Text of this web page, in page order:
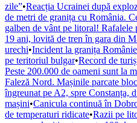
zile”•Reacția Ucrainei după
de metri de granița cu România.
galben de vânt pe litoral! Rafalele
19 ani, lovită de tren în gara din
urechi•Incident la granița
pe teritoriul bulgar•Record de
Peste 200.000 de oameni sunt la
Faleză Nord. Mașinile parcate
îngreunat pe A2, spre Constanța,
mașini•Canicula continuă în
de temperaturi ridicate•Razii pe